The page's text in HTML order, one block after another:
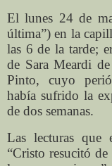
El lunes 24 de
última”) en la
las 6 de la tarde;
de Sara Meardi
Pinto, cuyo
había sufrido la
de dos semanas.
Las lecturas
“Cristo resucitó